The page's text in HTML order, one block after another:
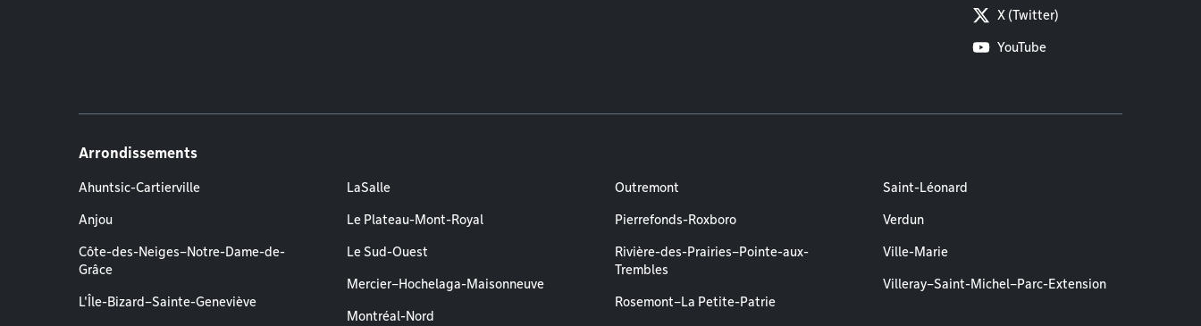
X (Twitter)
YouTube
Arrondissements
Ahuntsic-Cartierville
Anjou
Côte-des-Neiges–Notre-Dame-de-
Grâce
L'Île-Bizard–Sainte-Geneviève
LaSalle
Le Plateau-Mont-Royal
Le Sud-Ouest
Mercier–Hochelaga-Maisonneuve
Montréal-Nord
Outremont
Pierrefonds-Roxboro
Rivière-des-Prairies–Pointe-aux-
Trembles
Rosemont–La Petite-Patrie
Saint-Léonard
Verdun
Ville-Marie
Villeray–Saint-Michel–Parc-Extension